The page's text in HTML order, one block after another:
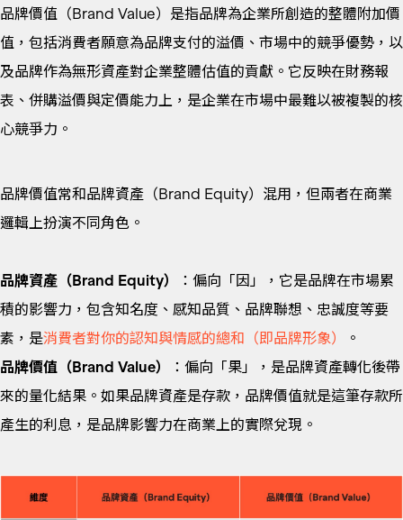
品牌價值（Brand Value）是指品牌為企業所創造的整體附加價
值，包括消費者願意為品牌支付的溢價、市場中的競爭優勢，以
及品牌作為無形資產對企業整體估值的貢獻。它反映在財務報
表、併購溢價與定價能力上，是企業在市場中最難以被複製的核
心競爭力。
品牌價值常和品牌資產（Brand Equity）混用，但兩者在商業
邏輯上扮演不同角色。
品牌資產（Brand Equity）
：偏向「因」，它是品牌在市場累
積的影響力，包含知名度、感知品質、品牌聯想、忠誠度等要
素，是消費者對你的認知與情感的總和（即品牌形象）
。
品牌價值（Brand Value）
：偏向「果」，是品牌資產轉化後帶
來的量化結果。如果品牌資產是存款，品牌價值就是這筆存款所
產生的利息，是品牌影響力在商業上的實際兌現。